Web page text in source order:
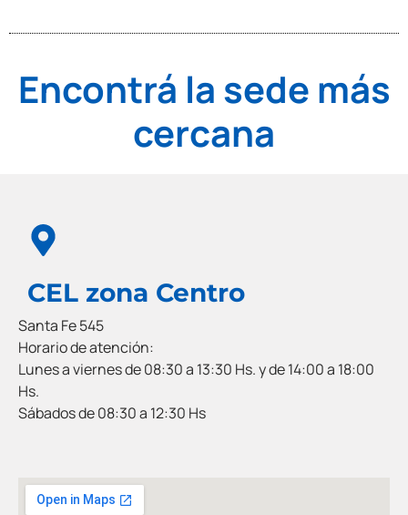
Encontrá la sede más
cercana
CEL zona Centro
Santa Fe 545
Horario de atención:
Lunes a viernes de 08:30 a 13:30 Hs. y de 14:00 a 18:00
Hs.
Sábados de 08:30 a 12:30 Hs